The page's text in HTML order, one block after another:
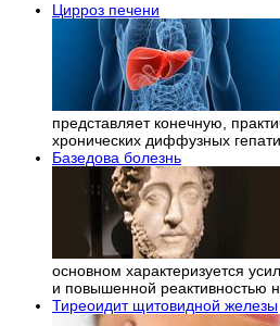
Цирроз печени
представляет конечную,
хронических диффузных
Базедова болезнь
основном характеризуется
и повышенной реактивностью
Тиреоидит щитовидной железы